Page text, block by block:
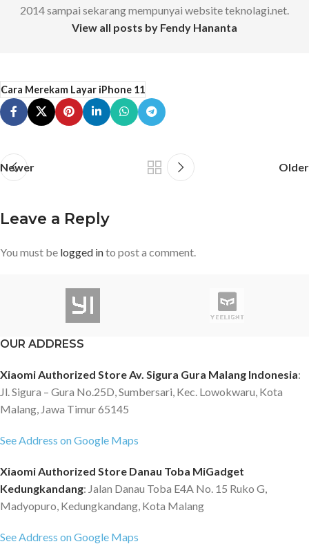
2014 sampai sekarang mempunyai website teknolagi.net.
View all posts by Fendy Hananta
Cara Merekam Layar iPhone 11
Newer Older
Leave a Reply
You must be logged into post a comment.
OUR ADDRESS
Xiaomi Authorized Store Av. Sigura Gura Malang Indonesia:
Jl. Sigura – Gura No.25D, Sumbersari, Kec. Lowokwaru, Kota
Malang, Jawa Timur 65145
See Address on Google Maps
Xiaomi Authorized Store Danau Toba MiGadget
Kedungkandang: Jalan Danau Toba E4A No. 15 Ruko G,
Madyopuro, Kedungkandang, Kota Malang
See Address on Google Maps